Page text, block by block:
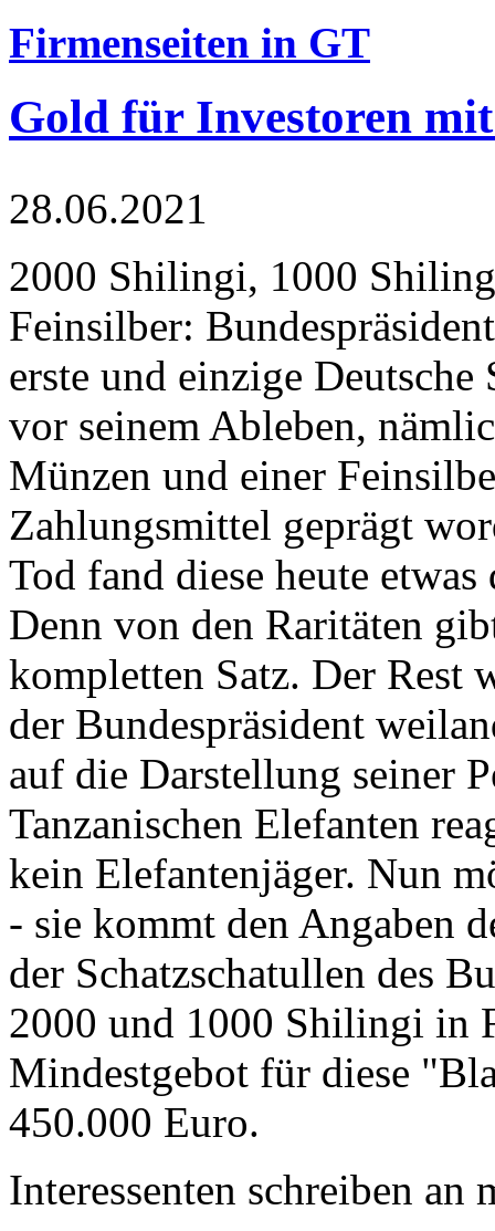
Firmenseiten in GT
Gold für Investoren
28.06.2021
2000 Shilingi, 1000
Feinsilber:
erste und einzige Deutsche
vor seinem Ableben,
Münzen und einer
Zahlungsmittel geprägt
Tod fand diese heute
Denn von den Raritäten
kompletten Satz. Der Rest
der Bundespräsident
auf die Darstellung seiner
Tanzanischen Elefanten
kein Elefantenjäger. Nun
- sie kommt den Angaben
der Schatzschatullen des
2000 und 1000 Shilingi in
Mindestgebot für diese
450.000 Euro.
Interessenten schreiben